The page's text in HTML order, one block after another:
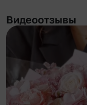
Видеоотзывы